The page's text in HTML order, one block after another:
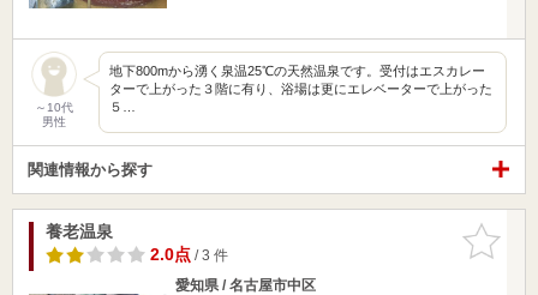
～10代
男性
地下800mから湧く泉温25℃の天然温泉です。受付はエスカレー
ターで上がった３階に有り、浴場は更にエレベーターで上がった
５…
関連情報から探す
お気に入
りに追加
養老温泉
2.0点/ 3 件
愛知県 / 名古屋市中区